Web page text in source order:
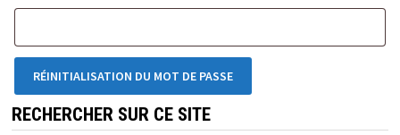
RÉINITIALISATION DU MOT DE PASSE
RECHERCHER SUR CE SITE